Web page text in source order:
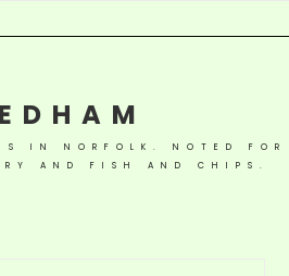
IN NORFOLK. NOTED FOR
AND FISH AND CHIPS.